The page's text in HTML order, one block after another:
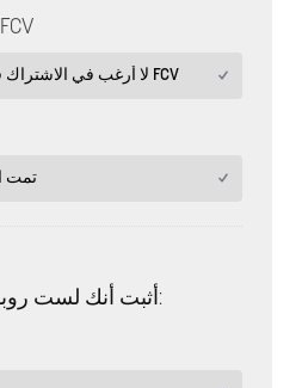
النشرة الإخبارية ل FCV
أثبت أنك لست روبوتاً وأكد الرقم أدناه: